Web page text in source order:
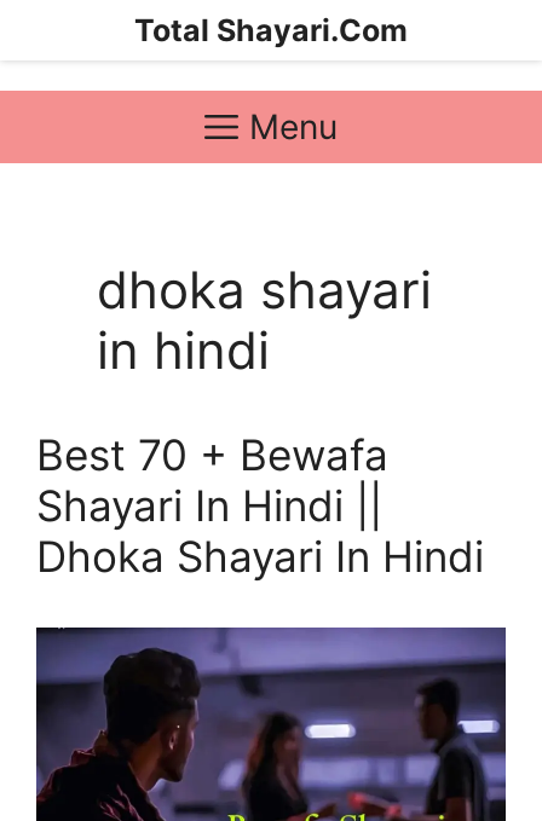
Total Shayari.Com
Menu
dhoka shayari
in hindi
Best 70 + Bewafa
Shayari In Hindi ||
Dhoka Shayari In Hindi